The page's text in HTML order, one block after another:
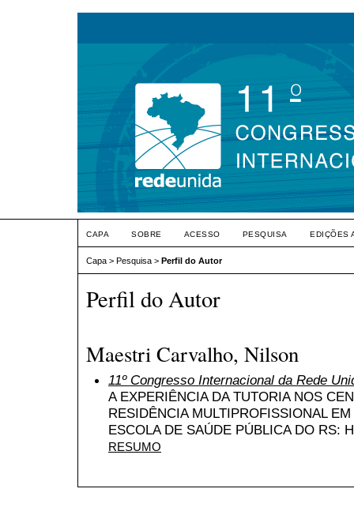
CAPA SOBRE ACESSO PESQUISA EDIÇÕES
Capa > Pesquisa > Perfil do Autor
Perfil do Autor
Maestri Carvalho, Nilson
11º Congresso Internacional da Rede
A EXPERIÊNCIA DA TUTORIA NOS
RESIDÊNCIA MULTIPROFISSIONAL
ESCOLA DE SAÚDE PÚBLICA DO RS:
RESUMO